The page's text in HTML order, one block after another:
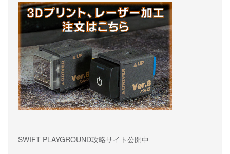
シ
ョ
ン
SWIFT PLAYGROUND攻略サイト公開中